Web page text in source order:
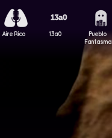
Aire Rico 13a0
Pueblo
Fantasma